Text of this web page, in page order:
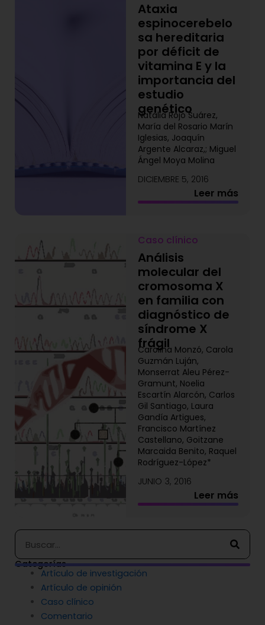
Ataxia
espinocerebelo
sa hereditaria
por déficit de
vitamina E y la
importancia del
estudio
genético
Natalia Rojo Suárez,
María del Rosario Marín
Iglesias, Joaquín
Argente Alcaraz,; Miguel
Ángel Moya Molina
DICIEMBRE 5, 2016
Leer más
Caso clínico
Análisis
molecular del
cromosoma X
en familia con
diagnóstico de
síndrome X
frágil
Carolina Monzó, Carola
Guzmán Luján,
Monserrat Aleu Pérez-
Gramunt, Noelia
Escartín Alarcón, Carlos
Gil Santiago, Laura
Gandía Artigues,
Francisco Martínez
Castellano, Goitzane
Marcaida Benito, Raquel
Rodríguez-López*
JUNIO 3, 2016
Leer más
Buscar
Categorías
Artículo de investigación
Artículo de opinión
Caso clínico
Comentario